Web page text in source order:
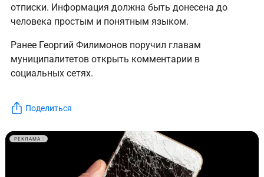
отписки. Информация должна быть донесена до
человека простым и понятным языком.
Ранее Георгий Филимонов поручил главам
муниципалитетов открыть комментарии в
социальных сетях.
Поделиться
РЕКЛАМА